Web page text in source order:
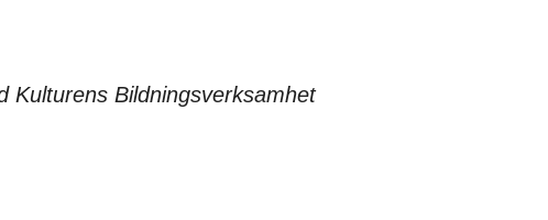
Kulturens Bildningsverksamhet